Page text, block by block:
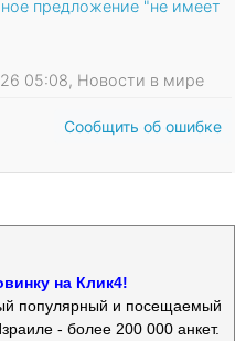
предложение "не имеет
05:08, Новости в мире
Сообщить об ошибке
на Клик4!
популярный и посещаемый
- более 200 000 анкет.